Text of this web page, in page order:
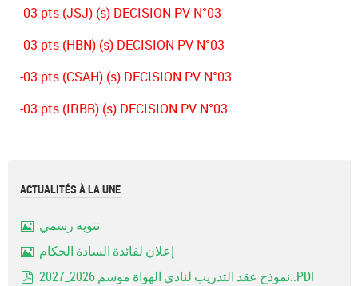
-03 pts (JSJ) (s) DECISION PV N°03
-03 pts (HBN) (s) DECISION PV N°03
-03 pts (CSAH) (s) DECISION PV N°03
-03 pts (IRBB) (s) DECISION PV N°03
ACTUALITÉS À LA UNE
تنويه رسمي
إعلان لفائدة السادة الحكام
نموذج عقد التدريب لنادي الهواة موسم 2026_2027..PDF